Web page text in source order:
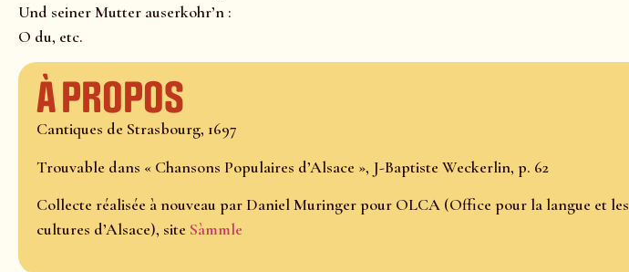
Und seiner Mutter auserkohr’n :
O du, etc.
À propos
Cantiques de Strasbourg, 1697
Trouvable dans « Chansons Populaires d’Alsace », J-Baptiste Weckerlin, p. 62
Collecte réalisée à nouveau par Daniel Muringer pour OLCA (Office pour la langue et les
cultures d’Alsace), site Sàmmle